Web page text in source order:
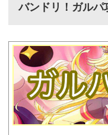
バンドリ！ガルパ